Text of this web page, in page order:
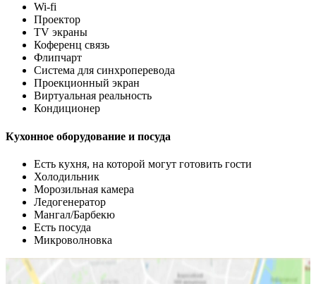
Wi-fi
Проектор
TV экраны
Коференц связь
Флипчарт
Система для синхроперевода
Проекционный экран
Виртуальная реальность
Кондиционер
Кухонное оборудование и посуда
Есть кухня, на которой могут готовить гости
Холодильник
Морозильная камера
Ледогенератор
Мангал/Барбекю
Есть посуда
Микроволновка